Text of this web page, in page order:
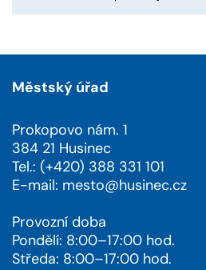
Městský úřad
Prokopovo nám. 1
384 21 Husinec
Tel.: (+420) 388 331 101
E-mail: mesto@husinec.cz
Provozní doba
Pondělí: 8:00–17:00 hod.
Středa: 8:00–17:00 hod.